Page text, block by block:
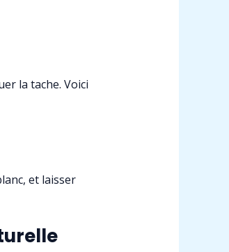
la tache. Voici
et laisser